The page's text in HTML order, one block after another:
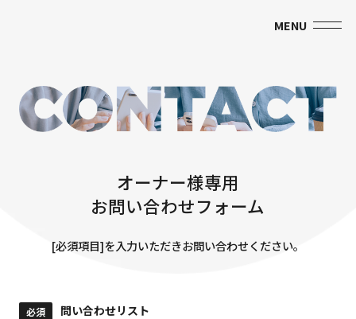
MENU
オーナー様専用
お問い合わせフォーム
[必須項目]を入力いただきお問い合わせください。
必須 問い合わせリスト